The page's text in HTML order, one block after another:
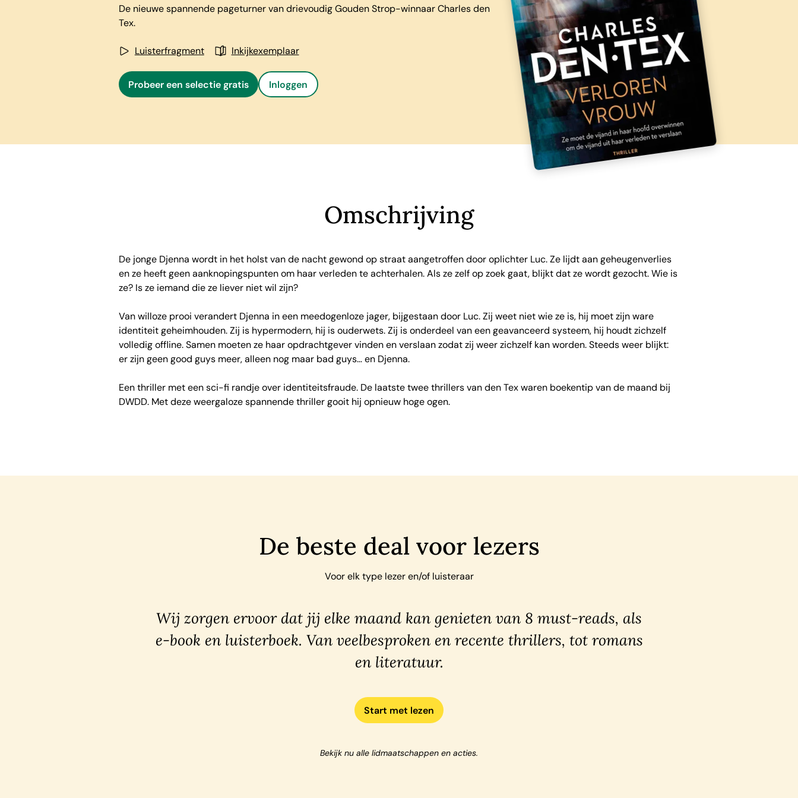
De nieuwe spannende pageturner van drievoudig Gouden Strop-winnaar Charles den
Tex.
Luisterfragment Inkijkexemplaar
Probeer een selectie gratis Inloggen
Omschrijving
De jonge Djenna wordt in het holst van de nacht gewond op straat aangetroffen door oplichter Luc. Ze lijdt aan geheugenverlies
en ze heeft geen aanknopingspunten om haar verleden te achterhalen. Als ze zelf op zoek gaat, blijkt dat ze wordt gezocht. Wie is
ze? Is ze iemand die ze liever niet wil zijn?
Van willoze prooi verandert Djenna in een meedogenloze jager, bijgestaan door Luc. Zij weet niet wie ze is, hij moet zijn ware
identiteit geheimhouden. Zij is hypermodern, hij is ouderwets. Zij is onderdeel van een geavanceerd systeem, hij houdt zichzelf
volledig offline. Samen moeten ze haar opdrachtgever vinden en verslaan zodat zij weer zichzelf kan worden. Steeds weer blijkt:
er zijn geen good guys meer, alleen nog maar bad guys… en Djenna.
Een thriller met een sci-fi randje over identiteitsfraude. De laatste twee thrillers van den Tex waren boekentip van de maand bij
DWDD. Met deze weergaloze spannende thriller gooit hij opnieuw hoge ogen.
De beste deal voor lezers
Voor elk type lezer en/of luisteraar
Wij zorgen ervoor dat jij elke maand kan genieten van 8 must-reads, als
e-book en luisterboek. Van veelbesproken en recente thrillers, tot romans
en literatuur.
Start met lezen
Bekijk nu alle lidmaatschappen en acties.